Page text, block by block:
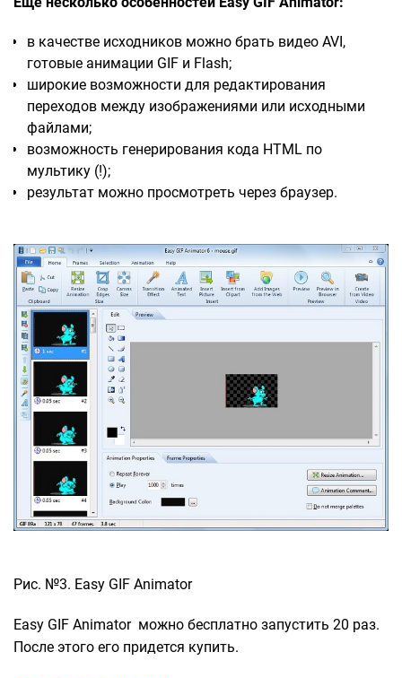
в качестве исходников можно брать видео AVI,
готовые анимации GIF и Flash;
широкие возможности для редактирования
переходов между изображениями или исходными
файлами;
возможность генерирования кода HTML по
мультику (!);
результат можно просмотреть через браузер.
Рис. №3. Easy GIF Animator
Easy GIF Animator можно бесплатно запустить 20 раз.
После этого его придется купить.